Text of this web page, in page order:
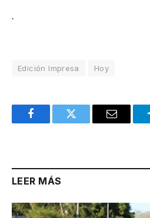
.
Edición Impresa Hoy
FacebookTwitter Email
LEER MÁS